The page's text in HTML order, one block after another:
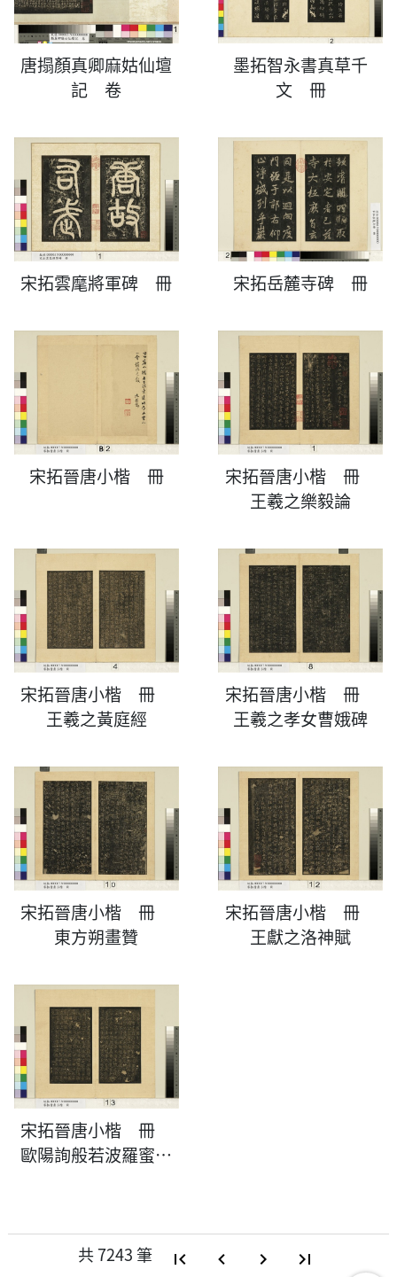
唐搨顏真卿麻姑仙壇
記 卷
墨拓智永書真草千
文 冊
宋拓雲麾將軍碑 冊 宋拓岳麓寺碑 冊
宋拓晉唐小楷 冊
宋拓晉唐小楷 冊
王羲之樂毅論
宋拓晉唐小楷 冊
王羲之黃庭經
宋拓晉唐小楷 冊
王羲之孝女曹娥碑
宋拓晉唐小楷 冊
東方朔畫贊
宋拓晉唐小楷 冊
王獻之洛神賦
宋拓晉唐小楷 冊
歐陽詢般若波羅蜜多
共7243 筆 first_page navigate_before navigate_next last_page